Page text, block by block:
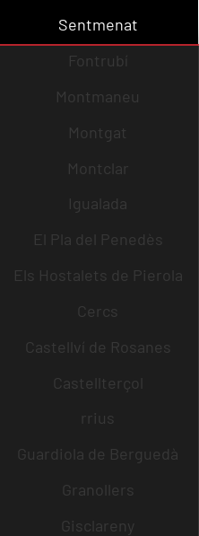
Sentmenat
Fontrubí
Montmaneu
Montgat
Montclar
Igualada
El Pla del Penedès
Els Hostalets de Pierola
Cercs
Castellví de Rosanes
Castellterçol
rrius
Guardiola de Berguedà
Granollers
Gisclareny